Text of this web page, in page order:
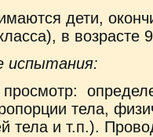
дети,
в возрасте
испытания:
просмотр:
тела,
тела и т.п.).